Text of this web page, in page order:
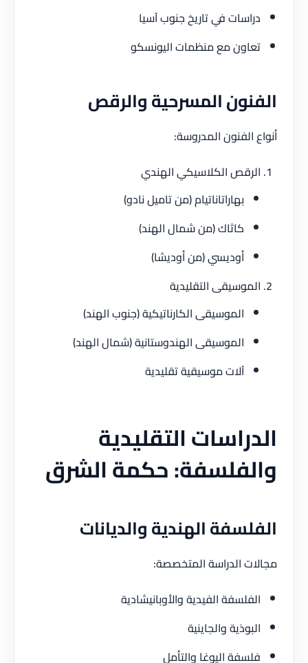
في تاريخ جنوب آسيا
مع منظمات اليونسكو
المسرحية والرقص
الفنون المدروسة:
الكلاسيكي الهندي
بهاراتاناتيام (من تاميل نادو)
كاثاك (من شمال الهند)
أوديسي (من أوديشا)
التقليدية
الموسيقى الكارناتيكية (جنوب الهند)
الموسيقى الهندوستانية (شمال الهند)
آلات موسيقية تقليدية
التقليدية
حكمة الشرق
الهندية والديانات
الدراسة المتخصصة:
الفيدية والأوبانيشادية
والجاينية
اليوغا والتأمل